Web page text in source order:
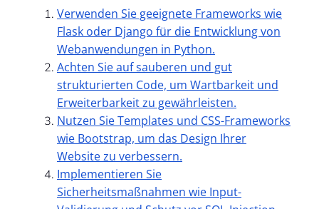
Verwenden Sie geeignete Frameworks wie
Flask oder Django für die Entwicklung von
Webanwendungen in Python.
Achten Sie auf sauberen und gut
strukturierten Code, um Wartbarkeit und
Erweiterbarkeit zu gewährleisten.
Nutzen Sie Templates und CSS-Frameworks
wie Bootstrap, um das Design Ihrer
Website zu verbessern.
Implementieren Sie
Sicherheitsmaßnahmen wie Input-